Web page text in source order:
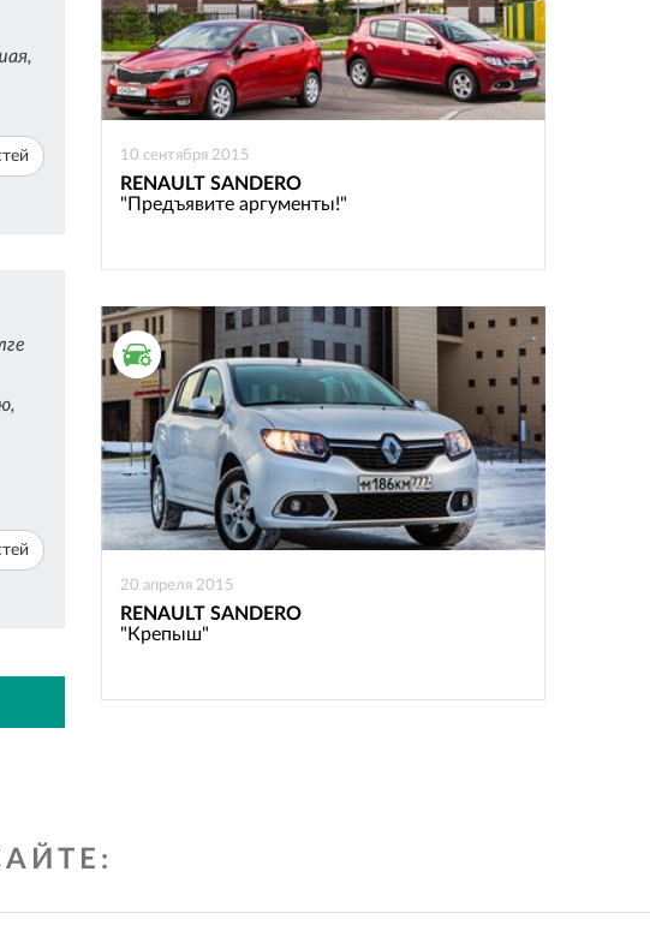
10 сентября 2015
RENAULT SANDERO
"Предъявите аргументы!"
ТЕСТ ДРАЙВ
20 апреля 2015
RENAULT SANDERO
"Крепыш"